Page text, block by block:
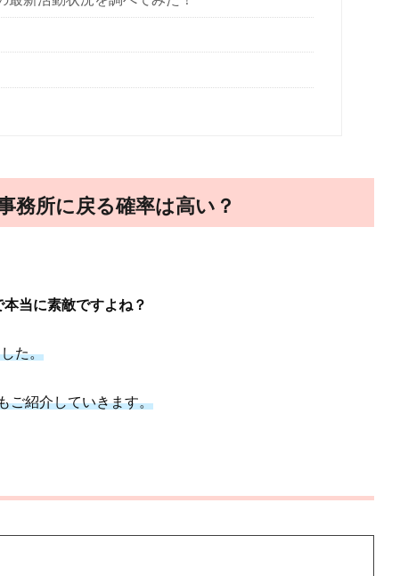
務所に戻る確率は高い？
当に素敵ですよね？
た。
ご紹介していきます。